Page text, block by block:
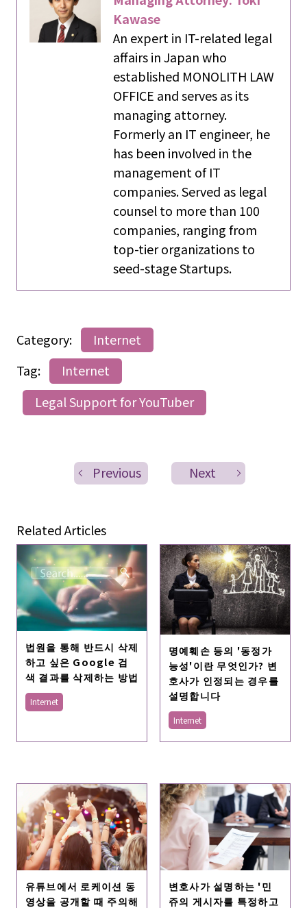
Kawase
An expert in IT-related legal
affairs in Japan who
established MONOLITH LAW
OFFICE and serves as its
managing attorney.
Formerly an IT engineer, he
has been involved in the
management of IT
companies. Served as legal
counsel to more than 100
companies, ranging from
top-tier organizations to
seed-stage Startups.
Category:
Internet
Tag:
Internet
Legal Support for YouTuber
Previous Next
Related Articles
법원을 통해 반드시 삭제
하고 싶은 Google 검
색 결과를 삭제하는 방법
Internet
명예훼손 등의 '동정가
능성'이란 무엇인가? 변
호사가 인정되는 경우를
설명합니다
Internet
유튜브에서 로케이션 동
영상을 공개할 때 주의해
변호사가 설명하는 '민
쥬의 게시자를 특정하고